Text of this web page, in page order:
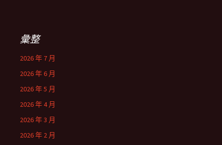
彙整
2026 年 7 月
2026 年 6 月
2026 年 5 月
2026 年 4 月
2026 年 3 月
2026 年 2 月